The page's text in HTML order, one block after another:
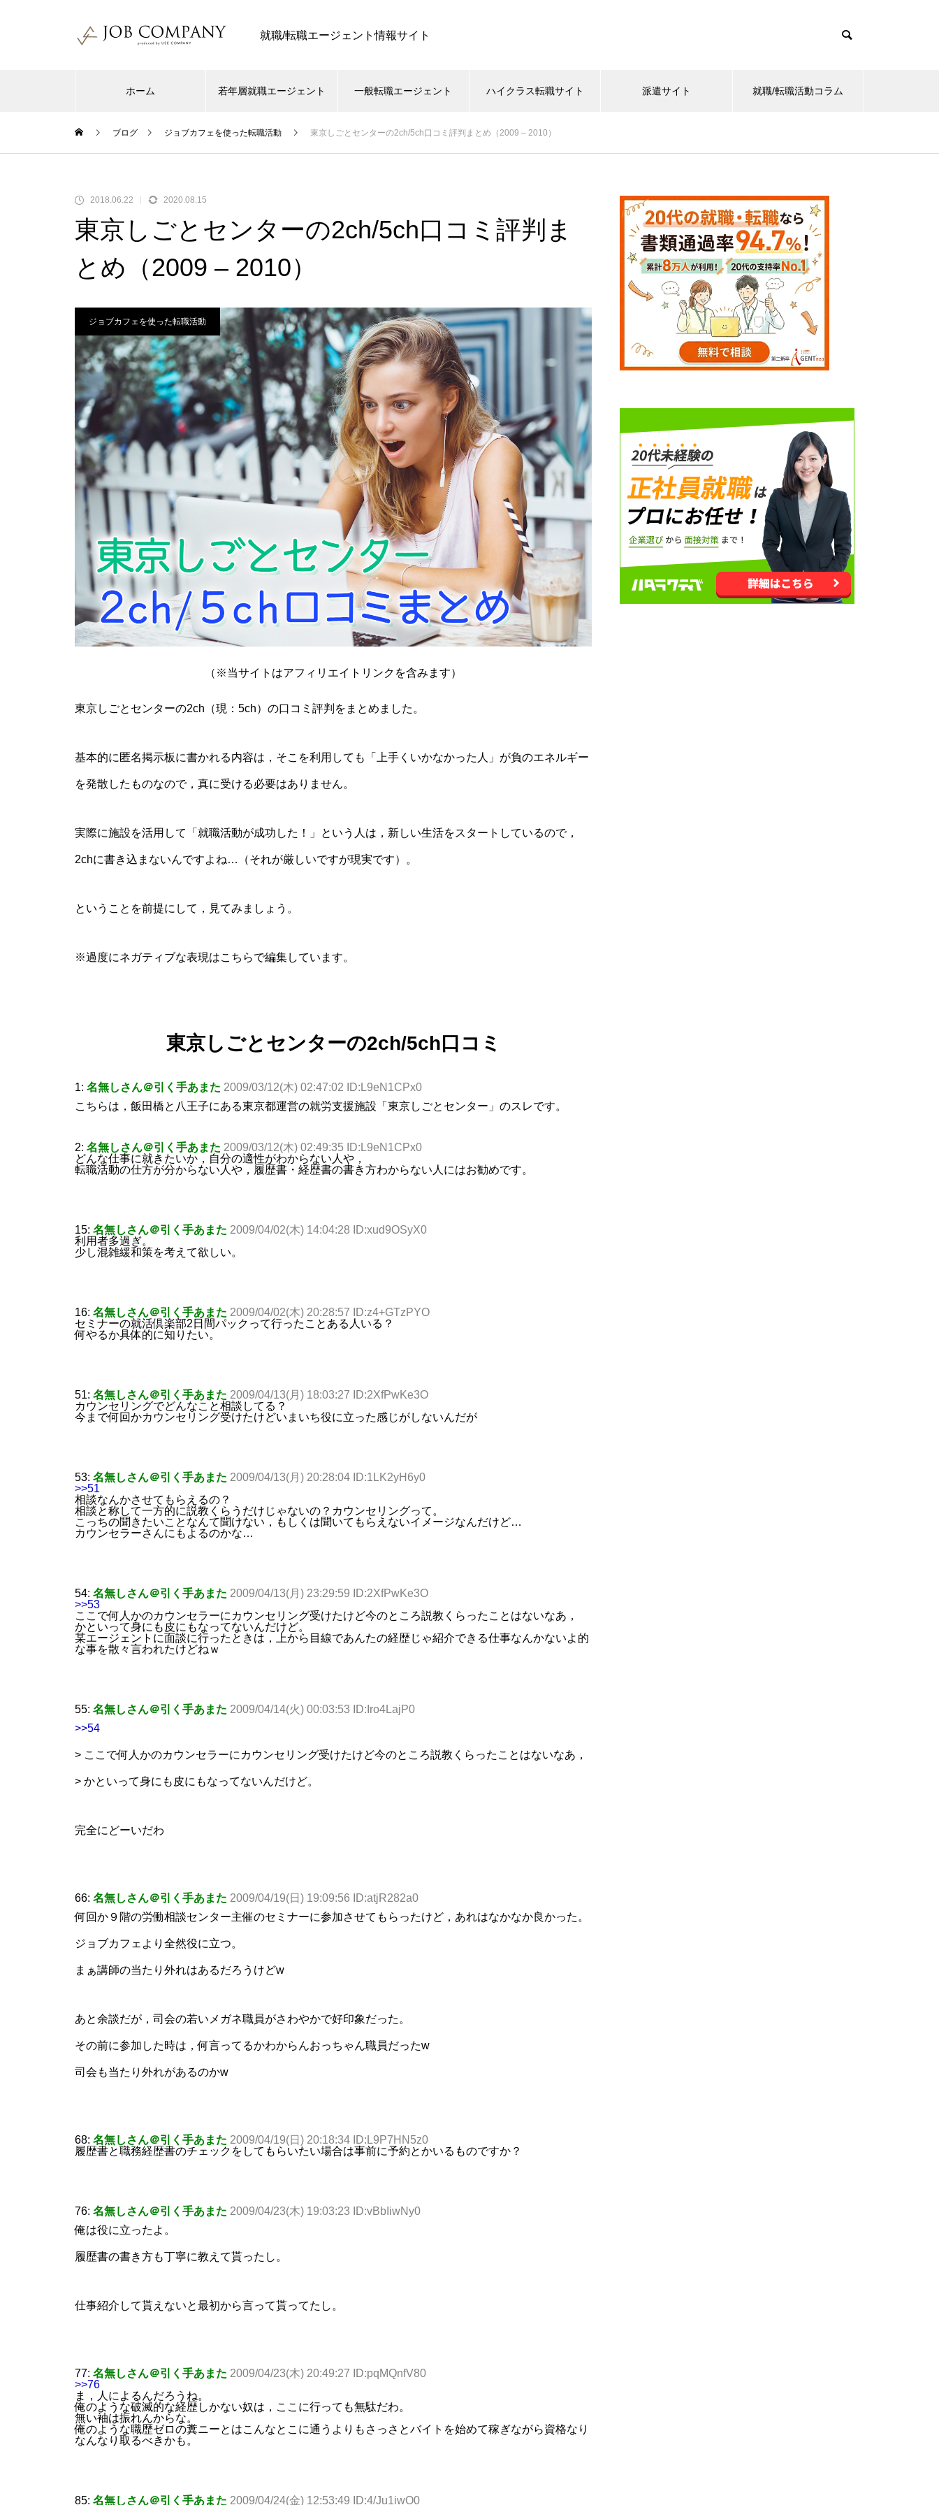
就職/転職エージェント情報サイト
ホーム 若年層就職エージェント 一般転職エージェント ハイクラス転職サイト 派遣サイト 就職/転職活動コラム
ブログ ジョブカフェを使った転職活動 東京しごとセンターの2ch/5ch口コミ評判まとめ（2009 – 2010）
2018.06.22 2020.08.15
東京しごとセンターの2ch/5ch口コミ評判ま
とめ（2009 – 2010）
ジョブカフェを使った転職活動
（※当サイトはアフィリエイトリンクを含みます）
東京しごとセンターの2ch（現：5ch）の口コミ評判をまとめました。
基本的に匿名掲示板に書かれる内容は，そこを利用しても「上手くいかなかった人」が負のエネルギー
を発散したものなので，真に受ける必要はありません。
実際に施設を活用して「就職活動が成功した！」という人は，新しい生活をスタートしているので，
2chに書き込まないんですよね…（それが厳しいですが現実です）。
ということを前提にして，見てみましょう。
※過度にネガティブな表現はこちらで編集しています。
東京しごとセンターの2ch/5ch口コミ
1: 名無しさん＠引く手あまた 2009/03/12(木) 02:47:02 ID:L9eN1CPx0
こちらは，飯田橋と八王子にある東京都運営の就労支援施設「東京しごとセンター」のスレです。
2: 名無しさん＠引く手あまた 2009/03/12(木) 02:49:35 ID:L9eN1CPx0
どんな仕事に就きたいか，自分の適性がわからない人や，
転職活動の仕方が分からない人や，履歴書・経歴書の書き方わからない人にはお勧めです。
15: 名無しさん＠引く手あまた 2009/04/02(木) 14:04:28 ID:xud9OSyX0
利用者多過ぎ。
少し混雑緩和策を考えて欲しい。
16: 名無しさん＠引く手あまた 2009/04/02(木) 20:28:57 ID:z4+GTzPYO
セミナーの就活倶楽部2日間パックって行ったことある人いる？
何やるか具体的に知りたい。
51: 名無しさん＠引く手あまた 2009/04/13(月) 18:03:27 ID:2XfPwKe3O
カウンセリングでどんなこと相談してる？
今まで何回かカウンセリング受けたけどいまいち役に立った感じがしないんだが
53: 名無しさん＠引く手あまた 2009/04/13(月) 20:28:04 ID:1LK2yH6y0
>>51
相談なんかさせてもらえるの？
相談と称して一方的に説教くらうだけじゃないの？カウンセリングって。
こっちの聞きたいことなんて聞けない，もしくは聞いてもらえないイメージなんだけど…
カウンセラーさんにもよるのかな…
54: 名無しさん＠引く手あまた 2009/04/13(月) 23:29:59 ID:2XfPwKe3O
>>53
ここで何人かのカウンセラーにカウンセリング受けたけど今のところ説教くらったことはないなあ，
かといって身にも皮にもなってないんだけど。
某エージェントに面談に行ったときは，上から目線であんたの経歴じゃ紹介できる仕事なんかないよ的
な事を散々言われたけどねｗ
55: 名無しさん＠引く手あまた 2009/04/14(火) 00:03:53 ID:Iro4LajP0
>>54
> ここで何人かのカウンセラーにカウンセリング受けたけど今のところ説教くらったことはないなあ，
> かといって身にも皮にもなってないんだけど。
完全にどーいだわ
66: 名無しさん＠引く手あまた 2009/04/19(日) 19:09:56 ID:atjR282a0
何回か９階の労働相談センター主催のセミナーに参加させてもらったけど，あれはなかなか良かった。
ジョブカフェより全然役に立つ。
まぁ講師の当たり外れはあるだろうけどw
あと余談だが，司会の若いメガネ職員がさわやかで好印象だった。
その前に参加した時は，何言ってるかわからんおっちゃん職員だったw
司会も当たり外れがあるのかw
68: 名無しさん＠引く手あまた 2009/04/19(日) 20:18:34 ID:L9P7HN5z0
履歴書と職務経歴書のチェックをしてもらいたい場合は事前に予約とかいるものですか？
76: 名無しさん＠引く手あまた 2009/04/23(木) 19:03:23 ID:vBbIiwNy0
俺は役に立ったよ。
履歴書の書き方も丁寧に教えて貰ったし。
仕事紹介して貰えないと最初から言って貰ってたし。
77: 名無しさん＠引く手あまた 2009/04/23(木) 20:49:27 ID:pqMQnfV80
>>76
ま，人によるんだろうね。
俺のような破滅的な経歴しかない奴は，ここに行っても無駄だわ。
無い袖は振れんからな。
俺のような職歴ゼロの糞ニーとはこんなとこに通うよりもさっさとバイトを始めて稼ぎながら資格なり
なんなり取るべきかも。
85: 名無しさん＠引く手あまた 2009/04/24(金) 12:53:49 ID:4/Ju1iwO0